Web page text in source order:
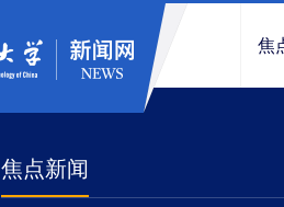
焦
焦点新闻